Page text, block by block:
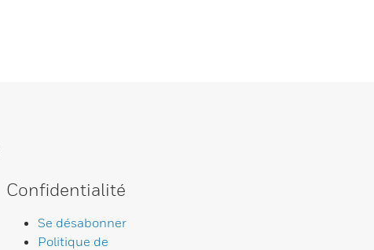
Confidentialité
Se désabonner
Politique de